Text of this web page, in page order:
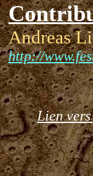
Andreas
http://
Lien